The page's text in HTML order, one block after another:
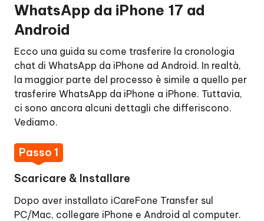
WhatsApp da iPhone 17 ad
Android
Ecco una guida su come trasferire la cronologia
chat di WhatsApp da iPhone ad Android. In realtà,
la maggior parte del processo è simile a quello per
trasferire WhatsApp da iPhone a iPhone. Tuttavia,
ci sono ancora alcuni dettagli che differiscono.
Vediamo.
Passo 1
Scaricare & Installare
Dopo aver installato iCareFone Transfer sul
PC/Mac, collegare iPhone e Android al computer.